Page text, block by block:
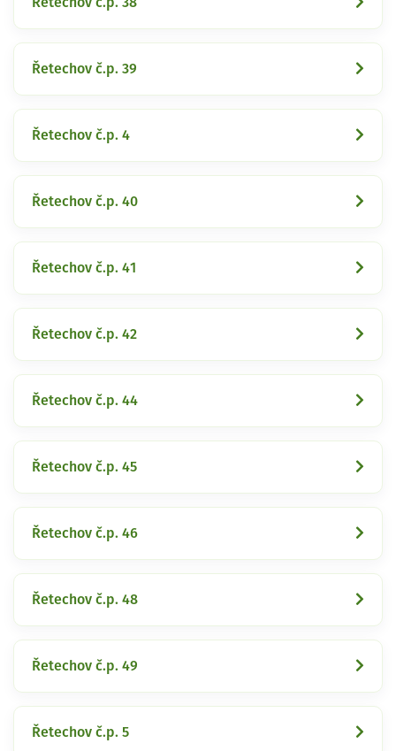
Řetechov č.p. 39
Řetechov č.p. 4
Řetechov č.p. 40
Řetechov č.p. 41
Řetechov č.p. 42
Řetechov č.p. 44
Řetechov č.p. 45
Řetechov č.p. 46
Řetechov č.p. 48
Řetechov č.p. 49
Řetechov č.p. 5